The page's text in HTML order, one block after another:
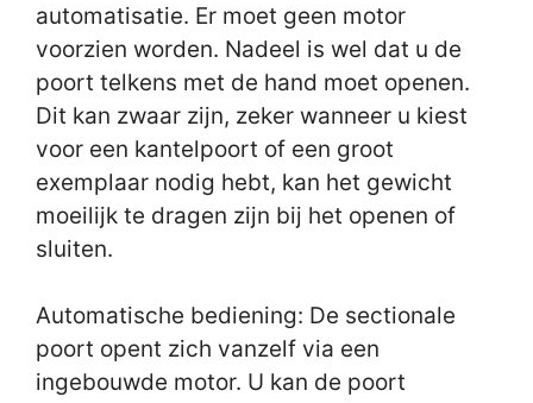
automatisatie. Er moet geen motor
voorzien worden. Nadeel is wel dat u de
poort telkens met de hand moet openen.
Dit kan zwaar zijn, zeker wanneer u kiest
voor een kantelpoort of een groot
exemplaar nodig hebt, kan het gewicht
moeilijk te dragen zijn bij het openen of
sluiten.
Automatische bediening: De sectionale
poort opent zich vanzelf via een
ingebouwde motor. U kan de poort